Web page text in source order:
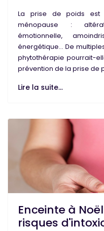
La prise de poids est
ménopause :
émotionnelle,
énergétique... De
phytothérapie pourrait-
prévention de la prise de
Lire la suite...
Enceinte à
risques